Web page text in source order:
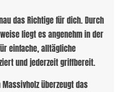
das Richtige für dich. Durch
liegt es angenehm in der
einfache, alltägliche
und jederzeit griffbereit.
überzeugt das